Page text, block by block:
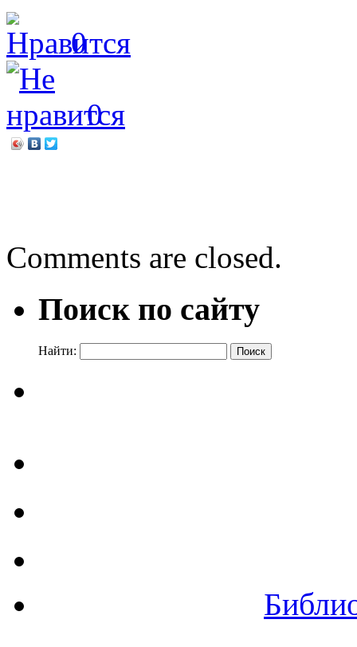
0
0
Comments are closed.
Поиск по сайту
Найти: